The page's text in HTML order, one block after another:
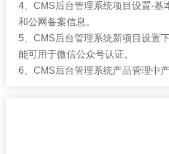
4、CMS后台管理系统项目设置-基
和公网备案信息。
5、CMS后台管理系统新项目设置
能可用于微信公众号认证。
6、CMS后台管理系统产品管理中